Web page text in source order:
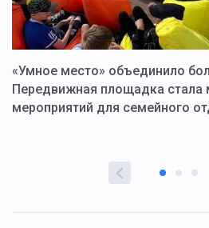
«Умное место» объединило
Передвижная площадка стала
мероприятий для семейного